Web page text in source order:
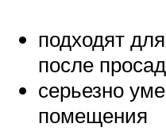
подходят
после
серьезно
помещения